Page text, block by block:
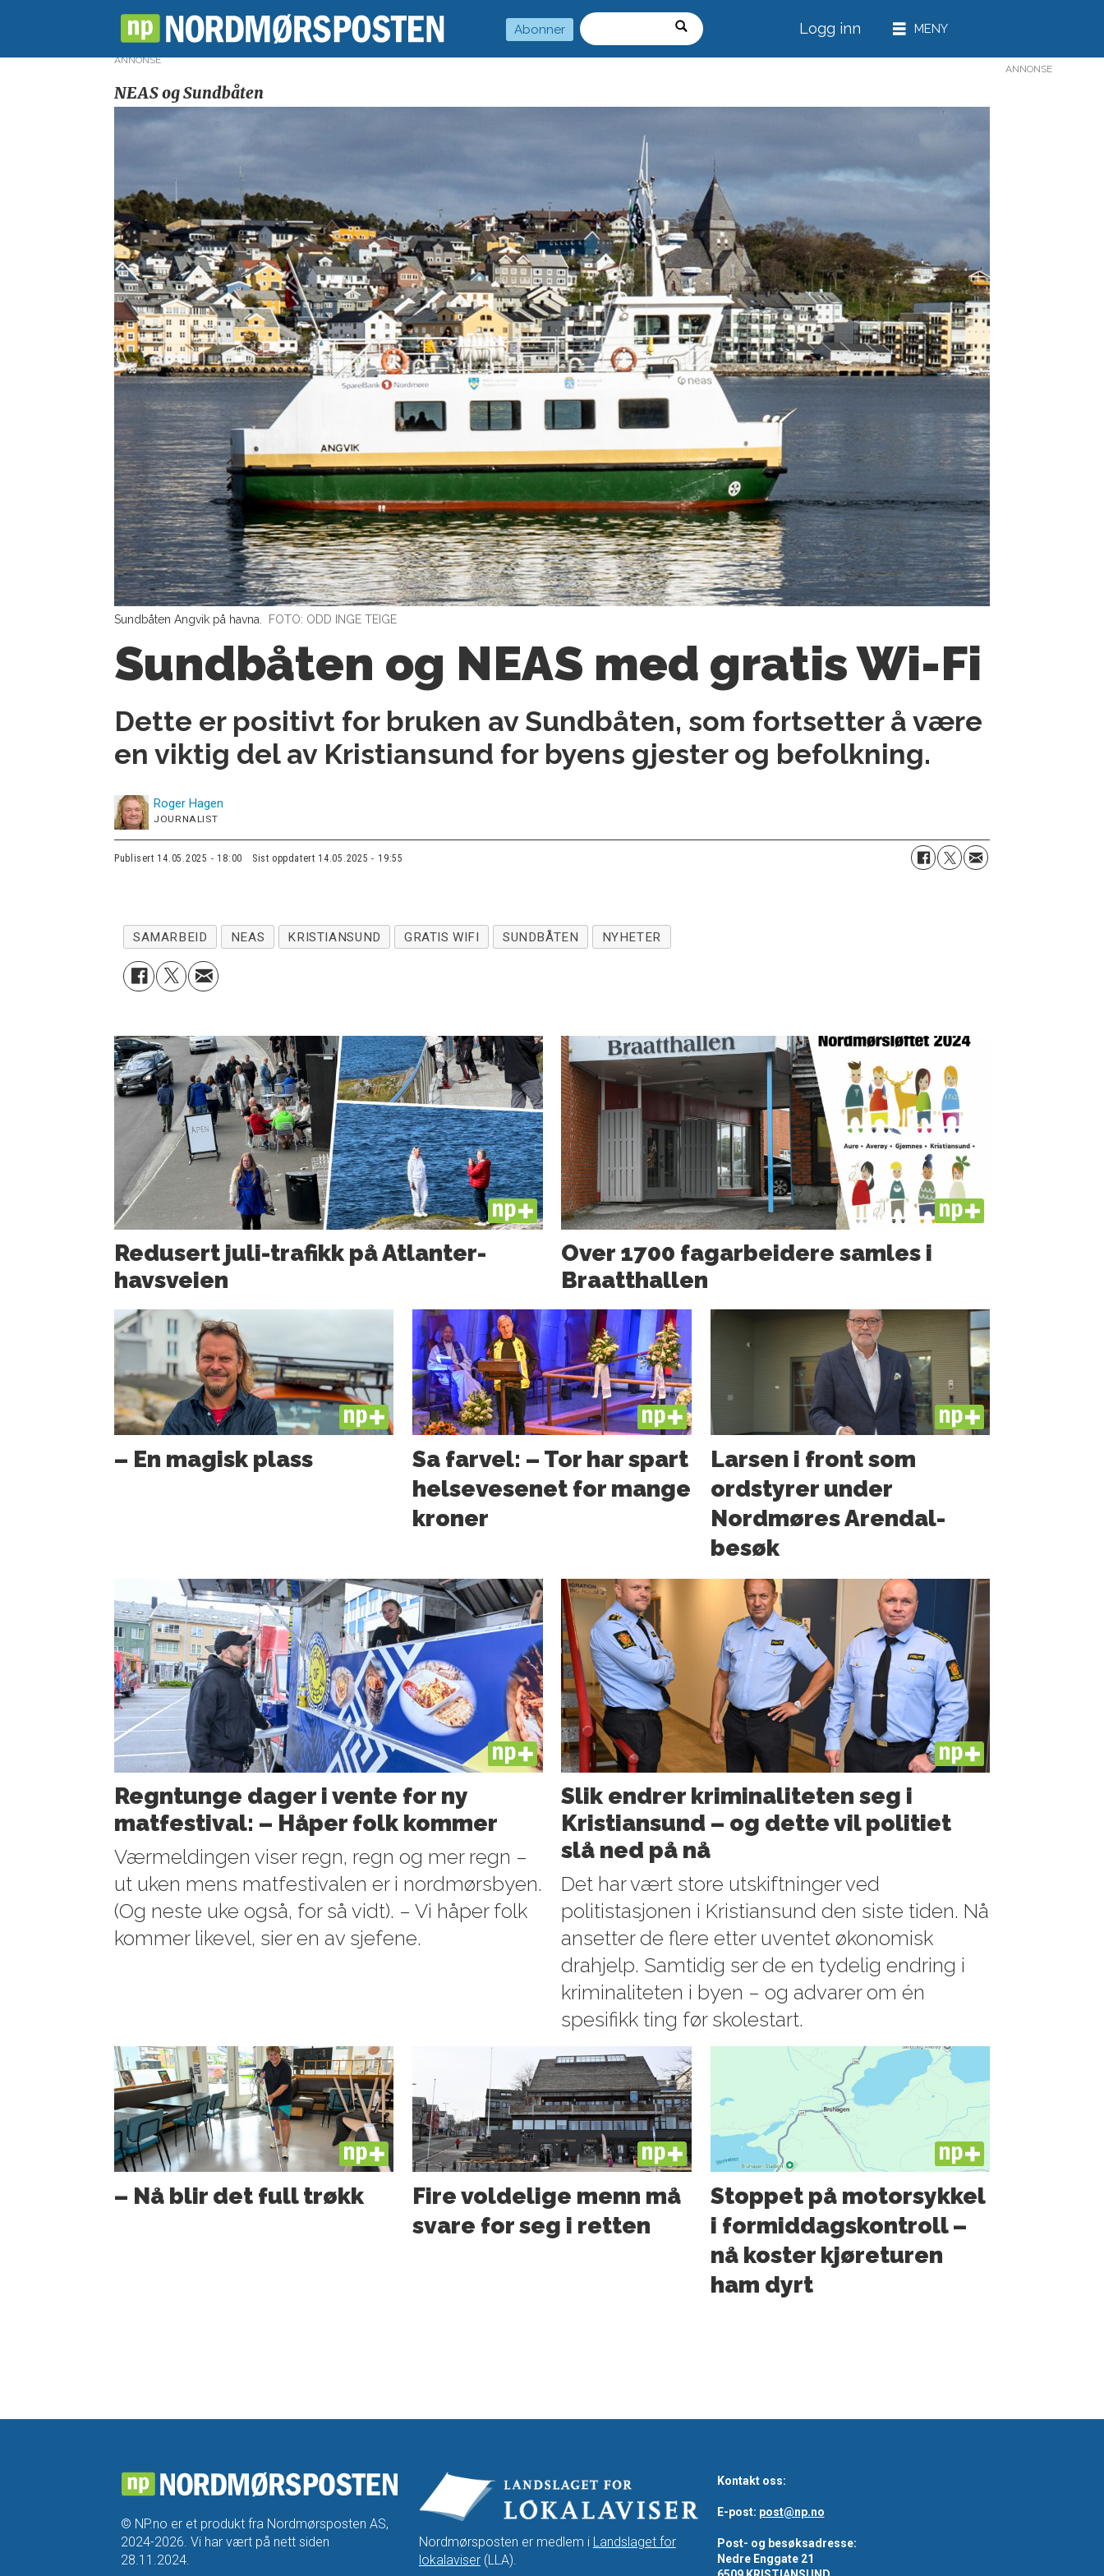
Abonner
Søk
Logg inn
ANNONSE
NEAS og Sundbåten
Sundbåten Angvik på havna. FOTO: ODD INGE TEIGE
Sundbåten og NEAS med gratis Wi-Fi
Dette er positivt for bruken av Sundbåten, som fortsetter å være
en viktig del av Kristiansund for byens gjester og befolkning.
Roger Hagen
JOURNALIST
Publisert 14.05.2025 - 18:00 Sist oppdatert 14.05.2025 - 19:55
SAMARBEID NEAS KRISTIANSUND GRATIS WIFI SUNDBÅTEN NYHETER
PLUS
Redusert juli-trafikk på Atlanter­
havsveien
PLUS
Over 1700 fagarbeidere samles i
Braatthallen
PLUS
– En magisk plass
PLUS
Sa farvel: – Tor har spart
helsevesenet for mange
kroner
PLUS
Larsen i front som
ordstyrer under
Nordmøres Arendal-
besøk
PLUS
Regntunge dager i vente for ny
matfestival: – Håper folk kommer
Værmeldingen viser regn, regn og mer regn –
ut uken mens matfestivalen er i nordmørsbyen.
(Og neste uke også, for så vidt). – Vi håper folk
kommer likevel, sier en av sjefene.
PLUS
Slik endrer kriminaliteten seg i
Kristiansund – og dette vil politiet
slå ned på nå
Det har vært store utskiftninger ved
politistasjonen i Kristiansund den siste tiden. Nå
ansetter de flere etter uventet økonomisk
drahjelp. Samtidig ser de en tydelig endring i
kriminaliteten i byen – og advarer om én
spesifikk ting før skolestart.
PLUS
– Nå blir det full trøkk
PLUS
Fire voldelige menn må
svare for seg i retten
PLUS
Stoppet på motorsykkel
i formiddagskontroll –
nå koster kjøreturen
ham dyrt
ANNONSE
© NP.no er et produkt fra Nordmørsposten AS,
2024-2026. Vi har vært på nett siden
28.11.2024.
Nordmørsposten er medlem i Landslaget for
lokalaviser(LLA).
Kontakt oss:
E-post: post@np.no
Post- og besøksadresse:
Nedre Enggate 21